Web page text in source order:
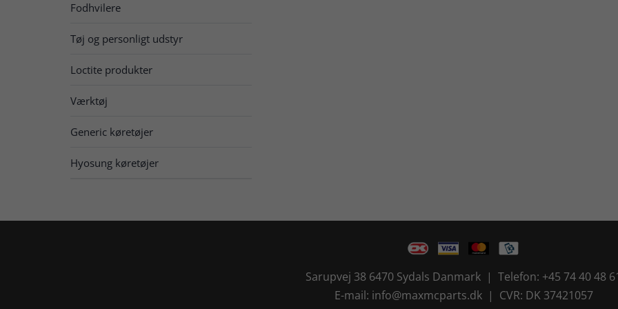
Fodhvilere
Tøj og personligt udstyr
Loctite produkter
Værktøj
Generic køretøjer
Hyosung køretøjer
Sarupvej 38 6470 Sydals Danmark | Telefon: +45 74 40 48
E-mail: info@maxmcparts.dk | CVR: DK 37421057